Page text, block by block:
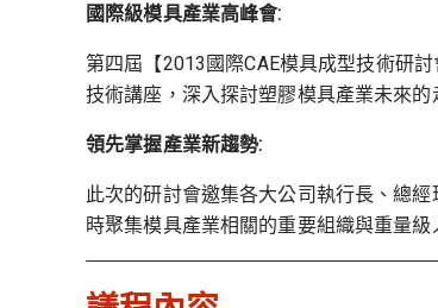
國際級模具產業高峰會:
第四屆【2013國際CAE模具成型技術研
技術講座，深入探討塑膠模具產業未來
領先掌握產業新趨勢:
此次的研討會邀集各大公司執行長、總
時聚集模具產業相關的重要組織與重量